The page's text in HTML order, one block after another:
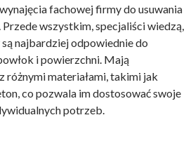
fachowej firmy do usuwania
Przede wszystkim, specjaliści wiedzą,
najbardziej odpowiednie do
i powierzchni. Mają
różnymi materiałami, takimi jak
co pozwala im dostosować swoje
potrzeb.